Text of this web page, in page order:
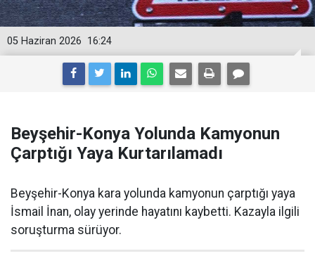
16:24
05 Haziran 2026
Beyşehir-Konya Yolunda Kamyonun
Çarptığı Yaya Kurtarılamadı
Beyşehir-Konya kara yolunda kamyonun çarptığı yaya
İsmail İnan, olay yerinde hayatını kaybetti. Kazayla ilgili
soruşturma sürüyor.